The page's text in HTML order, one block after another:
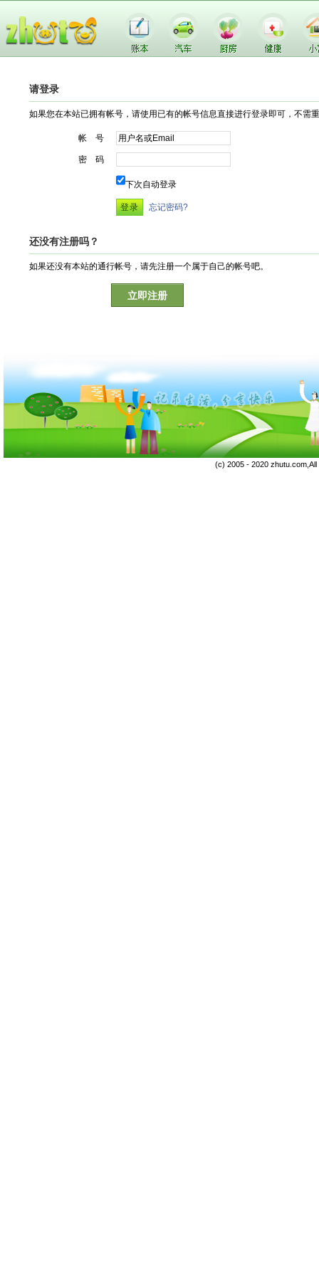
请登录
如果您在本站已拥有帐号，请使用已有的帐号信息直接进行登录即可，不需
帐 号
密 码
下次自动登录
忘记密码?
还没有注册吗？
如果还没有本站的通行帐号，请先注册一个属于自己的帐号吧。
立即注册
(c) 2005 - 2020